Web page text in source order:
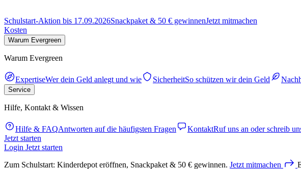
Schulstart-Aktion bis 17.09.2026Snackpaket & 50 € gewinnenJetzt mitmachen
Kosten
Warum Evergreen
Warum Evergreen
ExpertiseWer dein Geld anlegt und wie SicherheitSo schützen wir dein Geld
Service
Hilfe, Kontakt & Wissen
Hilfe & FAQAntworten auf die häufigsten Fragen KontaktRuf uns an oder schreib
Jetzt starten
Login Jetzt starten
Zum Schulstart: Kinderdepot eröffnen, Snackpaket & 50 € gewinnen. Jetzt mitmachen